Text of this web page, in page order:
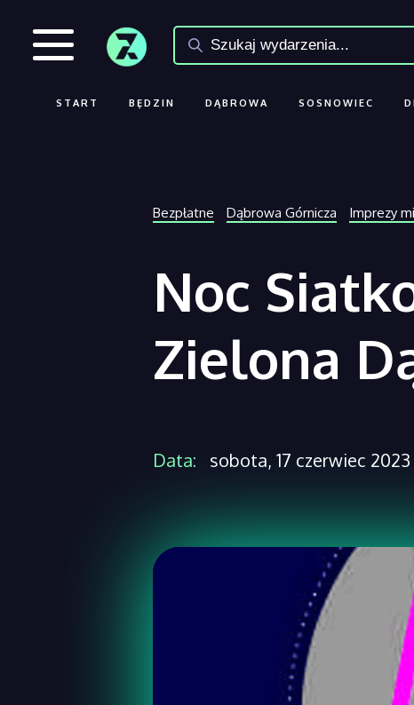
START BĘDZIN DĄBROWA SOSNOWIEC
Bezpłatne Dąbrowa Górnicza Imprezy
Noc
Zielona
Data: sobota, 17 czerwiec 2023